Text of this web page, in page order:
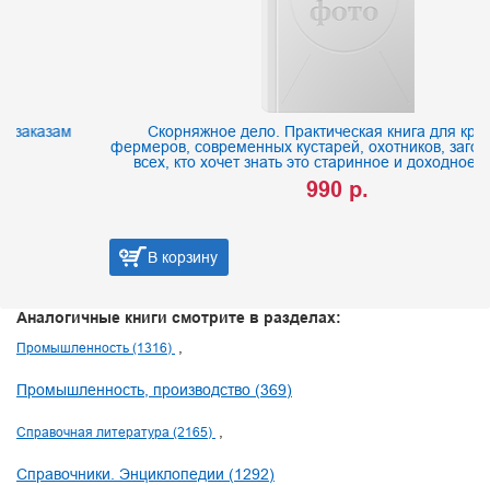
Скорняжное дело. Практическая книга для крестьян,
фермеров, современных кустарей, охотников, заготовителей и
всех, кто хочет знать это старинное и доходное ремесло
В корзину
Аналогичные книги смотрите в разделах:
Промышленность (1316)
Промышленность, производство (369)
Справочная литература (2165)
Справочники. Энциклопедии (1292)